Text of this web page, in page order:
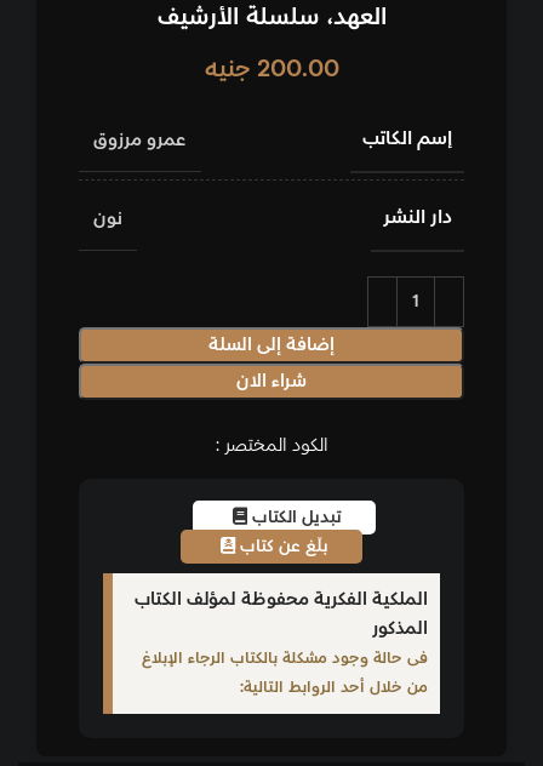
العهد، سلسلة الأرشيف
200.00 جنيه
إسم الكاتب عمرو مرزوق
دار النشر نون
إضافة إلى السلة
شراء الان
الكود المختصر :
تبديل الكتاب
بلّغ عن كتاب
الملكية الفكرية محفوظة لمؤلف الكتاب
المذكور
فى حالة وجود مشكلة بالكتاب الرجاء الإبلاغ
من خلال أحد الروابط التالية: